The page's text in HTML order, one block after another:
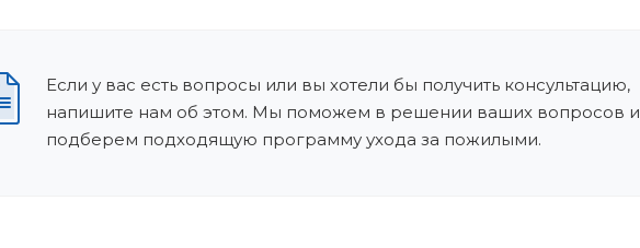
Если у вас есть вопросы или вы хотели бы получить консультацию,
напишите нам об этом. Мы поможем в решении ваших вопросов и
подберем подходящую программу ухода за пожилыми.